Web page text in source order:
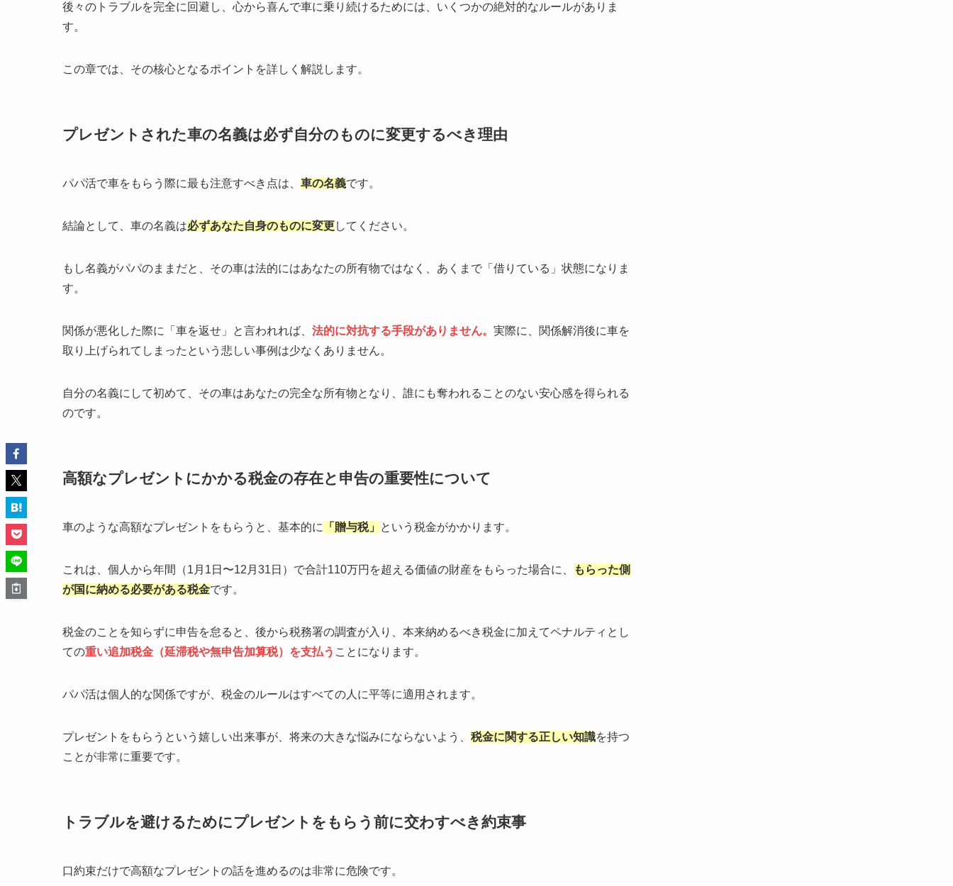
後々のトラブルを完全に回避し、心から喜んで車に乗り続けるためには、いくつかの絶対的なルールがありま
す。
この章では、その核心となるポイントを詳しく解説します。
プレゼントされた車の名義は必ず自分のものに変更するべき理由
パパ活で車をもらう際に最も注意すべき点は、 車の名義です。
結論として、車の名義は必ずあなた自身のものに変更してください。
もし名義がパパのままだと、その車は法的にはあなたの所有物ではなく、あくまで「借りている」状態になりま
す。
関係が悪化した際に「車を返せ」と言われれば、 法的に対抗する手段がありません。 実際に、関係解消後に車を
取り上げられてしまったという悲しい事例は少なくありません。
自分の名義にして初めて、その車はあなたの完全な所有物となり、誰にも奪われることのない安心感を得られる
のです。
高額なプレゼントにかかる税金の存在と申告の重要性について
車のような高額なプレゼントをもらうと、基本的に 「贈与税」 という税金がかかります。
これは、個人から年間（1月1日〜12月31日）で合計110万円を超える価値の財産をもらった場合に、
もらった側
が国に納める必要がある税金です。
税金のことを知らずに申告を怠ると、後から税務署の調査が入り、本来納めるべき税金に加えてペナルティとし
ての重い追加税金（延滞税や無申告加算税）を支払う ことになります。
パパ活は個人的な関係ですが、税金のルールはすべての人に平等に適用されます。
プレゼントをもらうという嬉しい出来事が、将来の大きな悩みにならないよう、 税金に関する正しい知識を持つ
ことが非常に重要です。
トラブルを避けるためにプレゼントをもらう前に交わすべき約束事
口約束だけで高額なプレゼントの話を進めるのは非常に危険です。